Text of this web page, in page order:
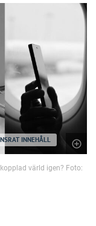
INNEHÅLL
värld igen? Foto: